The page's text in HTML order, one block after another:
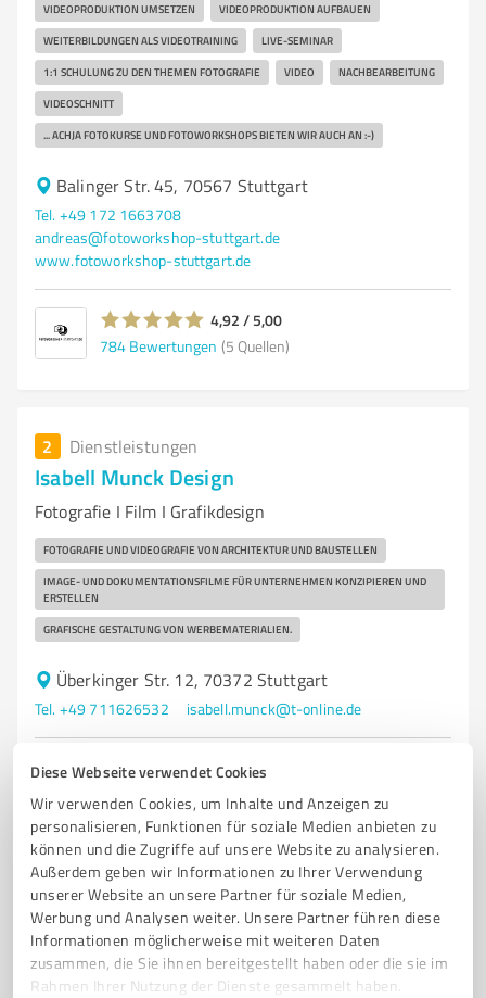
Diese Webseite verwendet Cookies
Wir verwenden Cookies, um Inhalte und Anzeigen zu
personalisieren, Funktionen für soziale Medien anbieten zu
können und die Zugriffe auf unsere Website zu analysieren.
Außerdem geben wir Informationen zu Ihrer Verwendung
unserer Website an unsere Partner für soziale Medien,
Werbung und Analysen weiter. Unsere Partner führen diese
Informationen möglicherweise mit weiteren Daten
zusammen, die Sie ihnen bereitgestellt haben oder die sie im
Rahmen Ihrer Nutzung der Dienste gesammelt haben.
VIDEOPRODUKTION UMSETZEN VIDEOPRODUKTION AUFBAUEN
WEITERBILDUNGEN ALS VIDEOTRAINING LIVE-SEMINAR
1:1 SCHULUNG ZU DEN THEMEN FOTOGRAFIE VIDEO NACHBEARBEITUNG
VIDEOSCHNITT
... ACHJA FOTOKURSE UND FOTOWORKSHOPS BIETEN WIR AUCH AN :-)
Balinger Str. 45, 70567 Stuttgart
Tel. +49 172 1663708
andreas@fotoworkshop-stuttgart.de
www.fotoworkshop-stuttgart.de
4,92 / 5,00
784 Bewertungen (5 Quellen)
2 Dienstleistungen
Isabell Munck Design
Fotografie I Film I Grafikdesign
FOTOGRAFIE UND VIDEOGRAFIE VON ARCHITEKTUR UND BAUSTELLEN
IMAGE- UND DOKUMENTATIONSFILME FÜR UNTERNEHMEN KONZIPIEREN UND
ERSTELLEN
GRAFISCHE GESTALTUNG VON WERBEMATERIALIEN.
Überkinger Str. 12, 70372 Stuttgart
Tel. +49 711626532 isabell.munck@t-online.de
0,00 / 5,00
Nicht bewertet